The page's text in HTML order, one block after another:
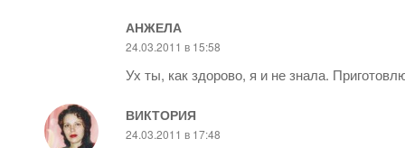
АНЖЕЛА
24.03.2011 в 15:58
Ух ты, как здорово, я и не знала.
ВИКТОРИЯ
24.03.2011 в 17:48